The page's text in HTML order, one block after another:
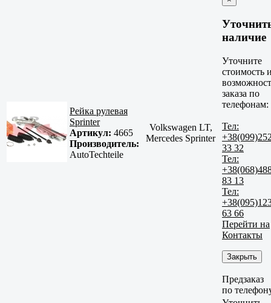
Рейка рулевая
Sprinter
Артикул: 4665
Производитель:
AutoTechteile
Volkswagen LT,
Mercedes Sprinter
наличие
Уточните
стоимость
заказа по
телефонам:
Тел:
33 32
Тел:
83 13
Тел:
63 66
Перейти на
Контакты
Закрыть
Предзаказ
по